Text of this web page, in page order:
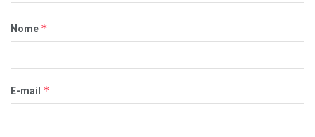
Nome *
E-mail *